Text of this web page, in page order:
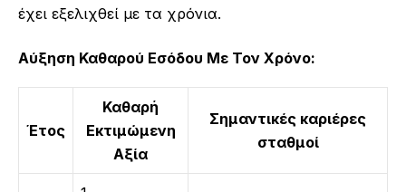
έχει εξελιχθεί με τα χρόνια.
Αύξηση Καθαρού Εσόδου Με Τον Χρόνο:
Έτος
Καθαρή
Εκτιμώμενη
Αξία
Σημαντικές καριέρες
σταθμοί